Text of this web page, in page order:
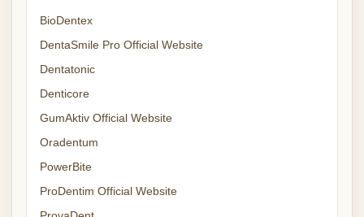
BioDentex
DentaSmile Pro Official Website
Dentatonic
Denticore
GumAktiv Official Website
Oradentum
PowerBite
ProDentim Official Website